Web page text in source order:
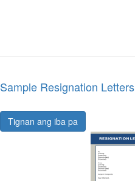
Sample Resignation Letters
Tignan ang iba pa